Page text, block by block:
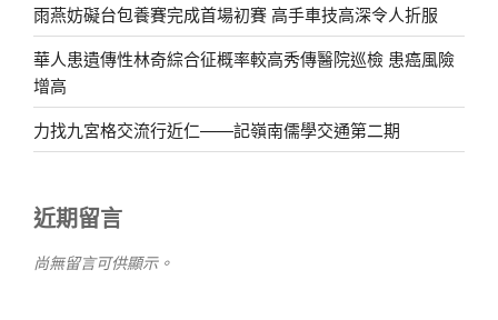
雨燕妨礙台包養賽完成首場初賽 高手車技高深令人折服
華人患遺傳性林奇綜合征概率較高秀傳醫院巡檢 患癌風險
增高
力找九宮格交流行近仁——記嶺南儒學交通第二期
近期留言
尚無留言可供顯示。